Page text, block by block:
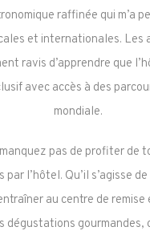
raffinée qui m’a
et internationales. Les
ravis d’apprendre que
avec accès à des
mondiale.
pas de profiter de
l’hôtel. Qu’il s’agisse
au centre de remise
dégustations gourmandes,